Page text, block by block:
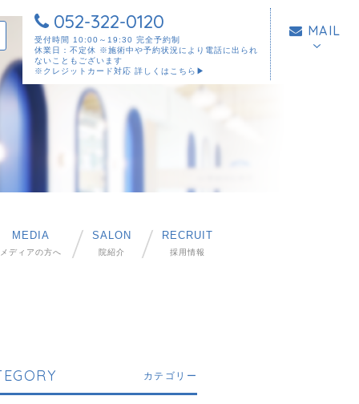
052-322-0120
受付時間 10:00～19:30 完全予約制
休業日：不定休 ※施術中や予約状況により電話に出られ
ないこともございます
※クレジットカード対応 詳しくはこちら▶︎
MAIL
MEDIA
メディアの方へ
SALON
院紹介
RECRUIT
採用情報
カテゴリー